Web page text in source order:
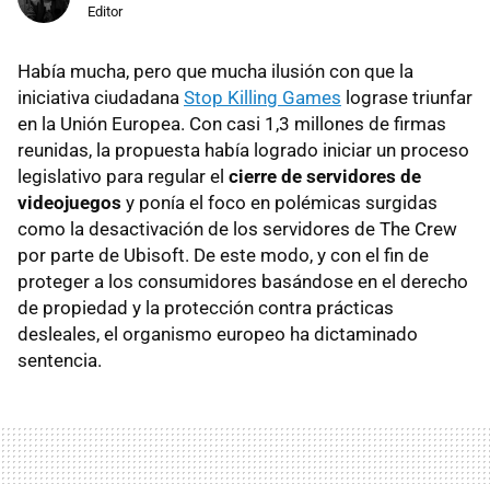
Editor
Había mucha, pero que mucha ilusión con que la
iniciativa ciudadana Stop Killing Games lograse triunfar
en la Unión Europea. Con casi 1,3 millones de firmas
reunidas, la propuesta había logrado iniciar un proceso
legislativo para regular el cierre de servidores de
videojuegos y ponía el foco en polémicas surgidas
como la desactivación de los servidores de The Crew
por parte de Ubisoft. De este modo, y con el fin de
proteger a los consumidores basándose en el derecho
de propiedad y la protección contra prácticas
desleales, el organismo europeo ha dictaminado
sentencia.